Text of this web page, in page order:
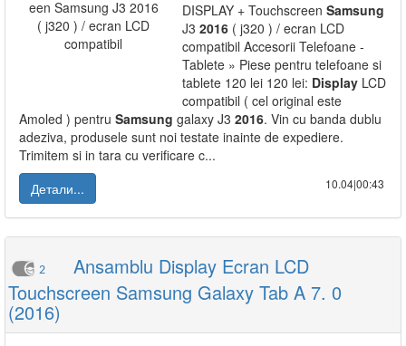
DISPLAY + Touchscreen Samsung
J3 2016 ( j320 ) / ecran LCD
compatibil Accesorii Telefoane -
Tablete » Piese pentru telefoane si
tablete 120 lei 120 lei: Display LCD
compatibil ( cel original este
Amoled ) pentru Samsung galaxy J3 2016. Vin cu banda dublu
adeziva, produsele sunt noi testate inainte de expediere.
Trimitem si in tara cu verificare c...
Детали...
10.04|00:43
2
Ansamblu Display Ecran LCD
Touchscreen Samsung Galaxy Tab A 7. 0
(2016)